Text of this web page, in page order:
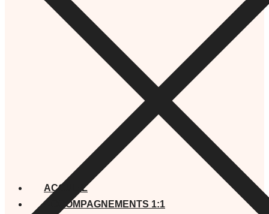
ACCUEIL
ACCOMPAGNEMENTS 1:1